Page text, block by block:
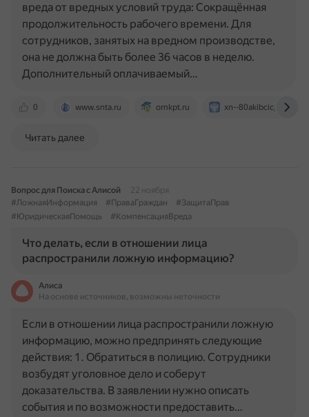
0 www.snta.ru omkpt.ru xn--
вреда от вредных условий труда: Сокращённая
продолжительность рабочего времени. Для
сотрудников, занятых на вредном производстве,
она не должна быть более 36 часов в неделю.
Дополнительный оплачиваемый…
Читать далее
Вопрос для Поиска с Алисой
22 ноября
#ЛожнаяИнформация
#ПраваГраждан
#ЗащитаПрав
#ЮридическаяПомощь
#КомпенсацияВреда
Что делать, если в отношении лица
распространили ложную информацию?
Алиса
На основе источников, возможны неточности
Если в отношении лица распространили ложную
информацию, можно предпринять следующие
действия: 1. Обратиться в полицию. Сотрудники
возбудят уголовное дело и соберут
доказательства. В заявлении нужно описать
события и по возможности предоставить…